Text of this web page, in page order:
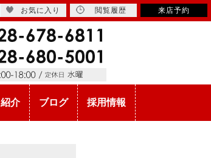
お気に入り 閲覧履歴 来店予約
介 ブログ 採用情報